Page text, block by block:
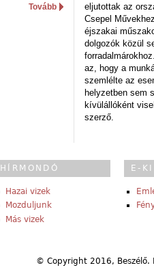
Tovább
eljutottak az
Csepel
éjszakai
dolgozók közül
az, hogy a
szemlélte az
helyzetben sem
kívülállóként
szerző.
HÍRMONDÓ
Hazai vizek
Mozduljunk
Más vizek
E-
© Copyright 2016,